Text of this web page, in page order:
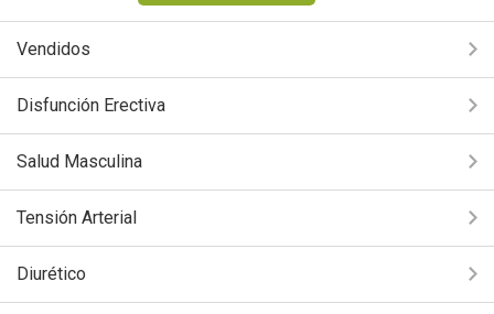
Vendidos
Disfunción Erectiva
Salud Masculina
Tensión Arterial
Diurético